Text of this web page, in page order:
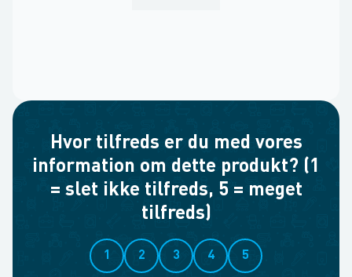
Hvor tilfreds er du med vores
information om dette produkt? (1
= slet ikke tilfreds, 5 = meget
tilfreds)
1 2 3 4 5